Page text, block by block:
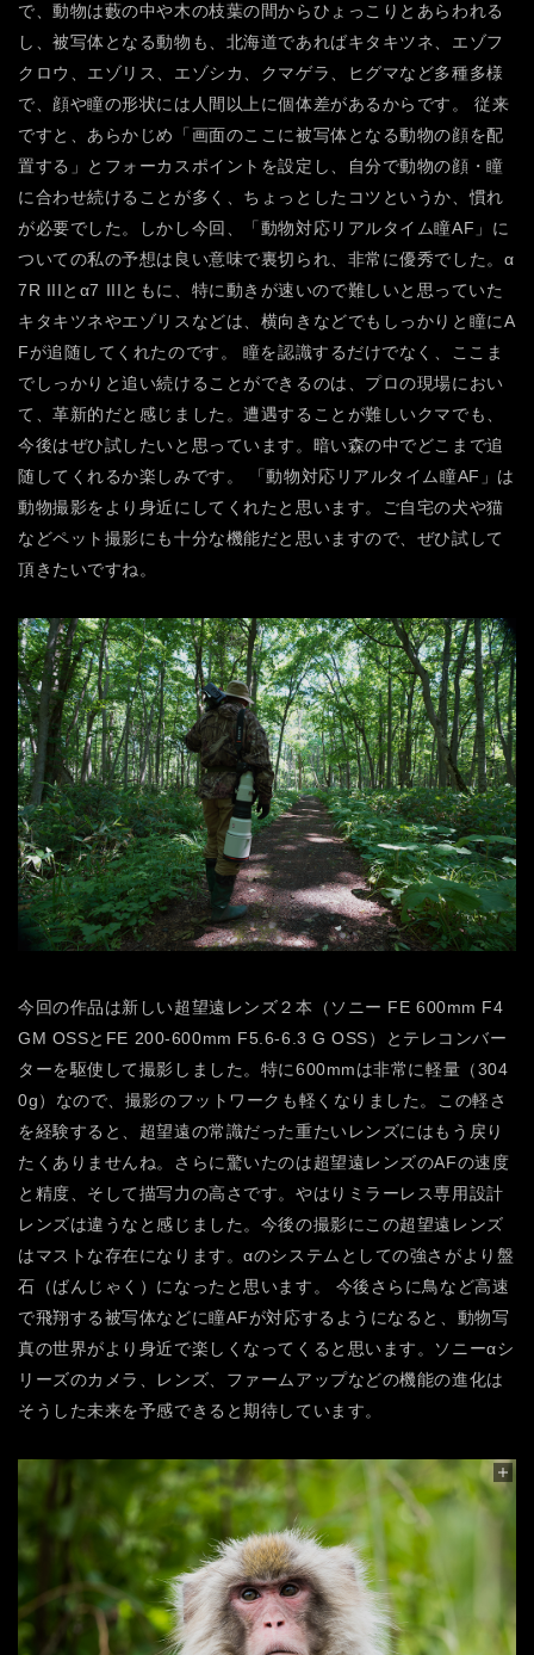
で、動物は藪の中や木の枝葉の間からひょっこりとあらわれる
し、被写体となる動物も、北海道であればキタキツネ、エゾフ
クロウ、エゾリス、エゾシカ、クマゲラ、ヒグマなど多種多様
で、顔や瞳の形状には人間以上に個体差があるからです。 従来
ですと、あらかじめ「画面のここに被写体となる動物の顔を配
置する」とフォーカスポイントを設定し、自分で動物の顔・瞳
に合わせ続けることが多く、ちょっとしたコツというか、慣れ
が必要でした。しかし今回、「動物対応リアルタイム瞳AF」に
ついての私の予想は良い意味で裏切られ、非常に優秀でした。α
7R IIIとα7 IIIともに、特に動きが速いので難しいと思っていた
キタキツネやエゾリスなどは、横向きなどでもしっかりと瞳にA
Fが追随してくれたのです。
瞳を認識するだけでなく、ここま
でしっかりと追い続けることができるのは、プロの現場におい
て、革新的だと感じました。遭遇することが難しいクマでも、
今後はぜひ試したいと思っています。暗い森の中でどこまで追
随してくれるか楽しみです。
「動物対応リアルタイム瞳AF」は
動物撮影をより身近にしてくれたと思います。ご自宅の犬や猫
などペット撮影にも十分な機能だと思いますので、ぜひ試して
頂きたいですね。
今回の作品は新しい超望遠レンズ２本（ソニー FE 600mm F4
GM OSSとFE 200-600mm F5.6-6.3 G OSS）とテレコンバー
ターを駆使して撮影しました。特に600mmは非常に軽量（304
0g）なので、撮影のフットワークも軽くなりました。この軽さ
を経験すると、超望遠の常識だった重たいレンズにはもう戻り
たくありませんね。さらに驚いたのは超望遠レンズのAFの速度
と精度、そして描写力の高さです。やはりミラーレス専用設計
レンズは違うなと感じました。今後の撮影にこの超望遠レンズ
はマストな存在になります。αのシステムとしての強さがより盤
石（ばんじゃく）になったと思います。
今後さらに鳥など高速
で飛翔する被写体などに瞳AFが対応するようになると、動物写
真の世界がより身近で楽しくなってくると思います。ソニーαシ
リーズのカメラ、レンズ、ファームアップなどの機能の進化は
そうした未来を予感できると期待しています。